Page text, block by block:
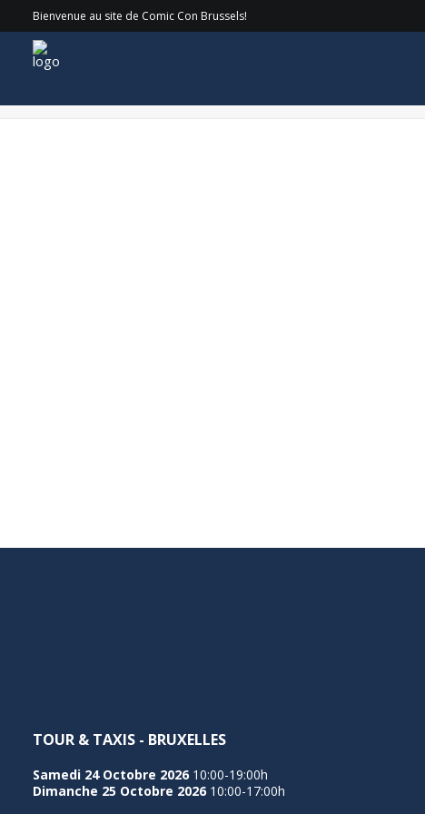
Bienvenue au site de Comic Con Brussels!
RichardBrake
TOUR & TAXIS - BRUXELLES
Samedi 24 Octobre 2026 10:00-19:00h
Dimanche 25 Octobre 2026 10:00-17:00h